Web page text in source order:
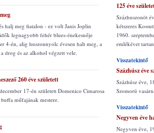
halj meg fiatalon - ez volt Janis Joplin
legnagyobb fehér blues-énekesnője
4-én, alig huszonnyolc évesen halt meg, a
drog és az alkohol végzett vele.
260 éve született
17-én született Domenico Cimarosa
műfajának mestere.
125 éve
Százhuszonöt
kétszeres
1960.
emlékévet
Visszatekintő
Százhúsz éve
Százhúsz éve,
Szomorú
Visszatekintő
Negyven éve
Negyven éve,